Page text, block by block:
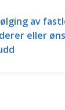
av
eller